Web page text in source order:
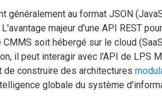
généralement au format JSON
majeur d'une API REST
soit hébergé sur le cloud
il peut interagir avec l'API de LPS
construire des architectures
globale du système